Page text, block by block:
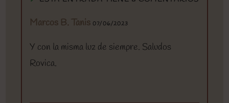
Marcos B. Tanis 07/06/2023
Y con la misma luz de siempre. Saludos
Rovica.